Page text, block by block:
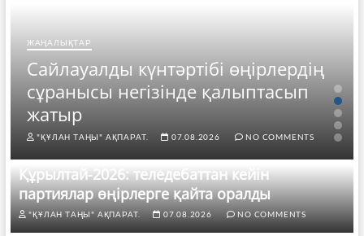
ЖАҢАЛЫҚТАР
Сайлауалды күнтәртібі өңірлердің
сұранысы негізінде қалыптасып
жатыр
"ҚҰЛАН ТАҢЫ" АҚПАРАТ. 07.08.2026 NO COMMENTS
Құрылтай-2026: теледебаттан кейін
партиялар өңірлерге қайта оралды
"ҚҰЛАН ТАҢЫ" АҚПАРАТ. 07.08.2026 NO COMMENTS